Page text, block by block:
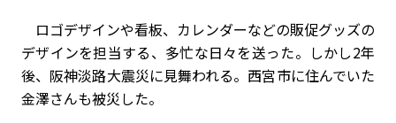
ロゴデザインや看板、カレンダーなどの販促グッズの
デザインを担当する、多忙な日々を送った。しかし2年
後、阪神淡路大震災に見舞われる。西宮市に住んでいた
金澤さんも被災した。